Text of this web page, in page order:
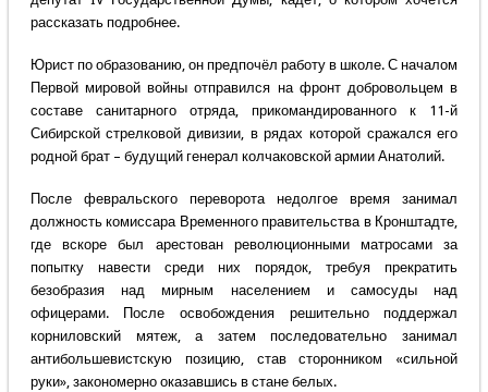
рассказать подробнее.
Юрист по образованию, он предпочёл работу в школе. С началом
Первой мировой войны отправился на фронт добровольцем в
составе санитарного отряда, прикомандированного к 11-й
Сибирской стрелковой дивизии, в рядах которой сражался его
родной брат – будущий генерал колчаковской армии Анатолий.
После февральского переворота недолгое время занимал
должность комиссара Временного правительства в Кронштадте,
где вскоре был арестован революционными матросами за
попытку навести среди них порядок, требуя прекратить
безобразия над мирным населением и самосуды над
офицерами. После освобождения решительно поддержал
корниловский мятеж, а затем последовательно занимал
антибольшевистскую позицию, став сторонником «сильной
руки», закономерно оказавшись в стане белых.